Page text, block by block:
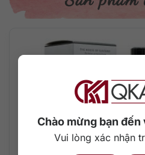
Chào mừng bạn
Vui lòng xác nhận
– Hương thơm: Một bản hòa tấu
và nho khô thể hiện sự có mặt